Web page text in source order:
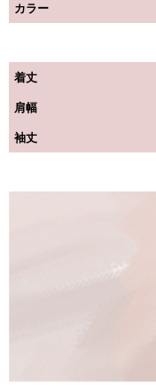
カラー
着丈
肩幅
袖丈